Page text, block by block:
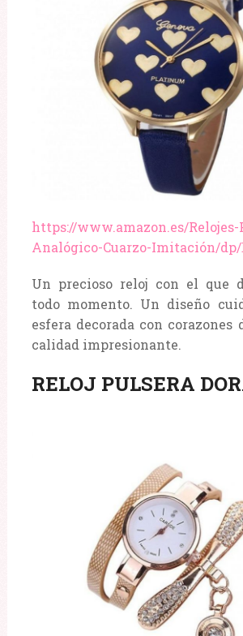
https://www.amazon.es/Relojes-
Analógico-Cuarzo-Imitación/dp/
Un precioso reloj con el que
todo momento. Un diseño
esfera decorada con corazones
calidad impresionante.
RELOJ PULSERA